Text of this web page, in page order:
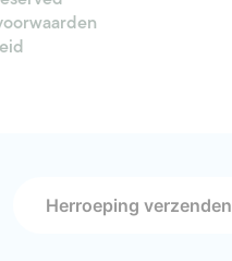
Herroeping verzenden